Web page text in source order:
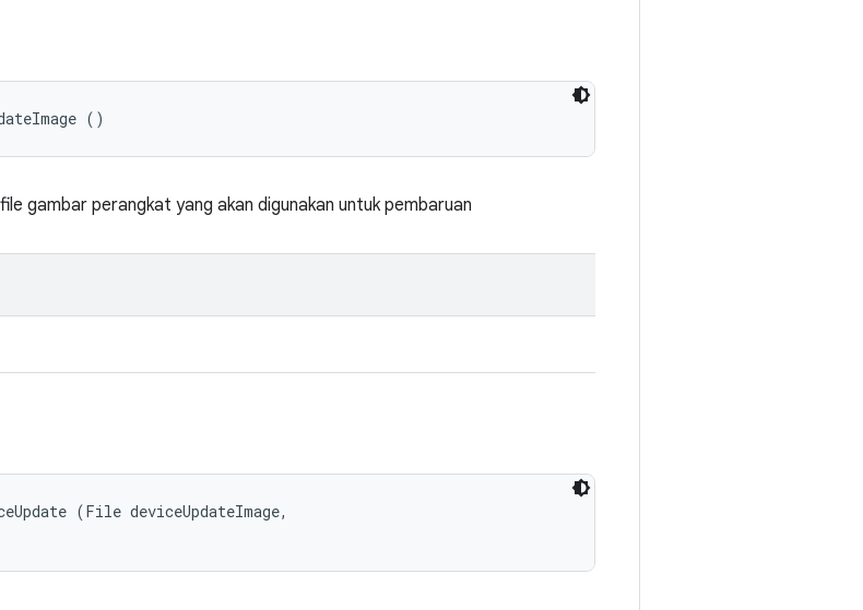
()
gambar perangkat yang akan digunakan untuk pembaruan
(File deviceUpdateImage,